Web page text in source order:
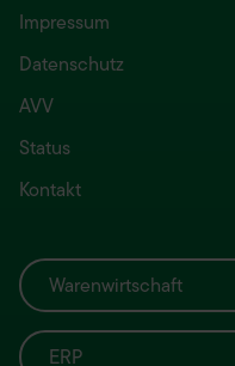
Impressum
Datenschutz
AVV
Status
Kontakt
Warenwirtschaft
ERP